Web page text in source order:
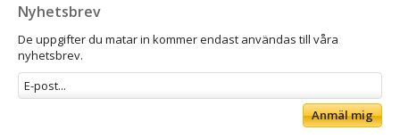
Nyhetsbrev
De uppgifter du matar in kommer endast användas till våra
nyhetsbrev.
Anmäl mig